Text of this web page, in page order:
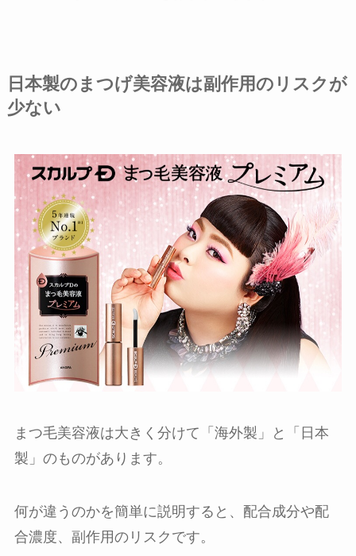
日本製のまつげ美容液は副作用のリスクが
少ない
まつ毛美容液は大きく分けて「海外製」と「日本
製」のものがあります。
何が違うのかを簡単に説明すると、配合成分や配
合濃度、副作用のリスクです。